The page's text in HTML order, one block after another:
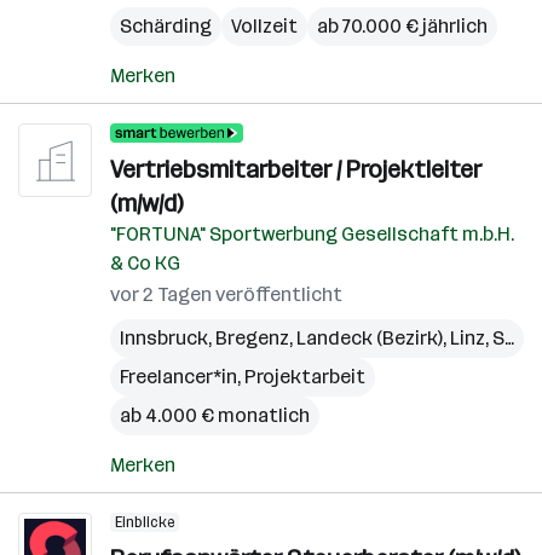
Schärding
Vollzeit ab 70.000 € jährlich
Merken
Vertriebsmitarbeiter / Projektleiter
(m/w/d)
"FORTUNA" Sportwerbung Gesellschaft m.b.H.
& Co KG
vor 2 Tagen veröffentlicht
Innsbruck, Bregenz, Landeck (Bezirk), Linz, St. Pölten
Freelancer*in, Projektarbeit
ab 4.000 € monatlich
Merken
Einblicke